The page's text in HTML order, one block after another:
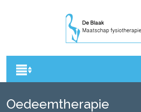
Oedeemtherapie